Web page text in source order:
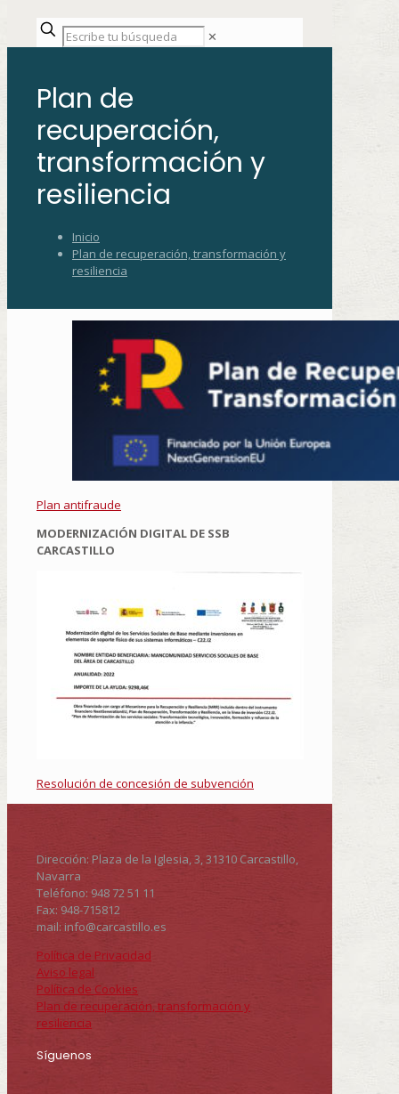
✕
Plan de
recuperación,
transformación y
resiliencia
Inicio
Plan de recuperación, transformación y
resiliencia
Plan antifraude
MODERNIZACIÓN DIGITAL DE SSB
CARCASTILLO
Resolución de concesión de subvención
Dirección: Plaza de la Iglesia, 3, 31310 Carcastillo,
Navarra
Teléfono: 948 72 51 11
Fax: 948-715812
mail: info@carcastillo.es
Política de Privacidad
Aviso legal
Política de Cookies
Plan de recuperación, transformación y
resiliencia
Síguenos